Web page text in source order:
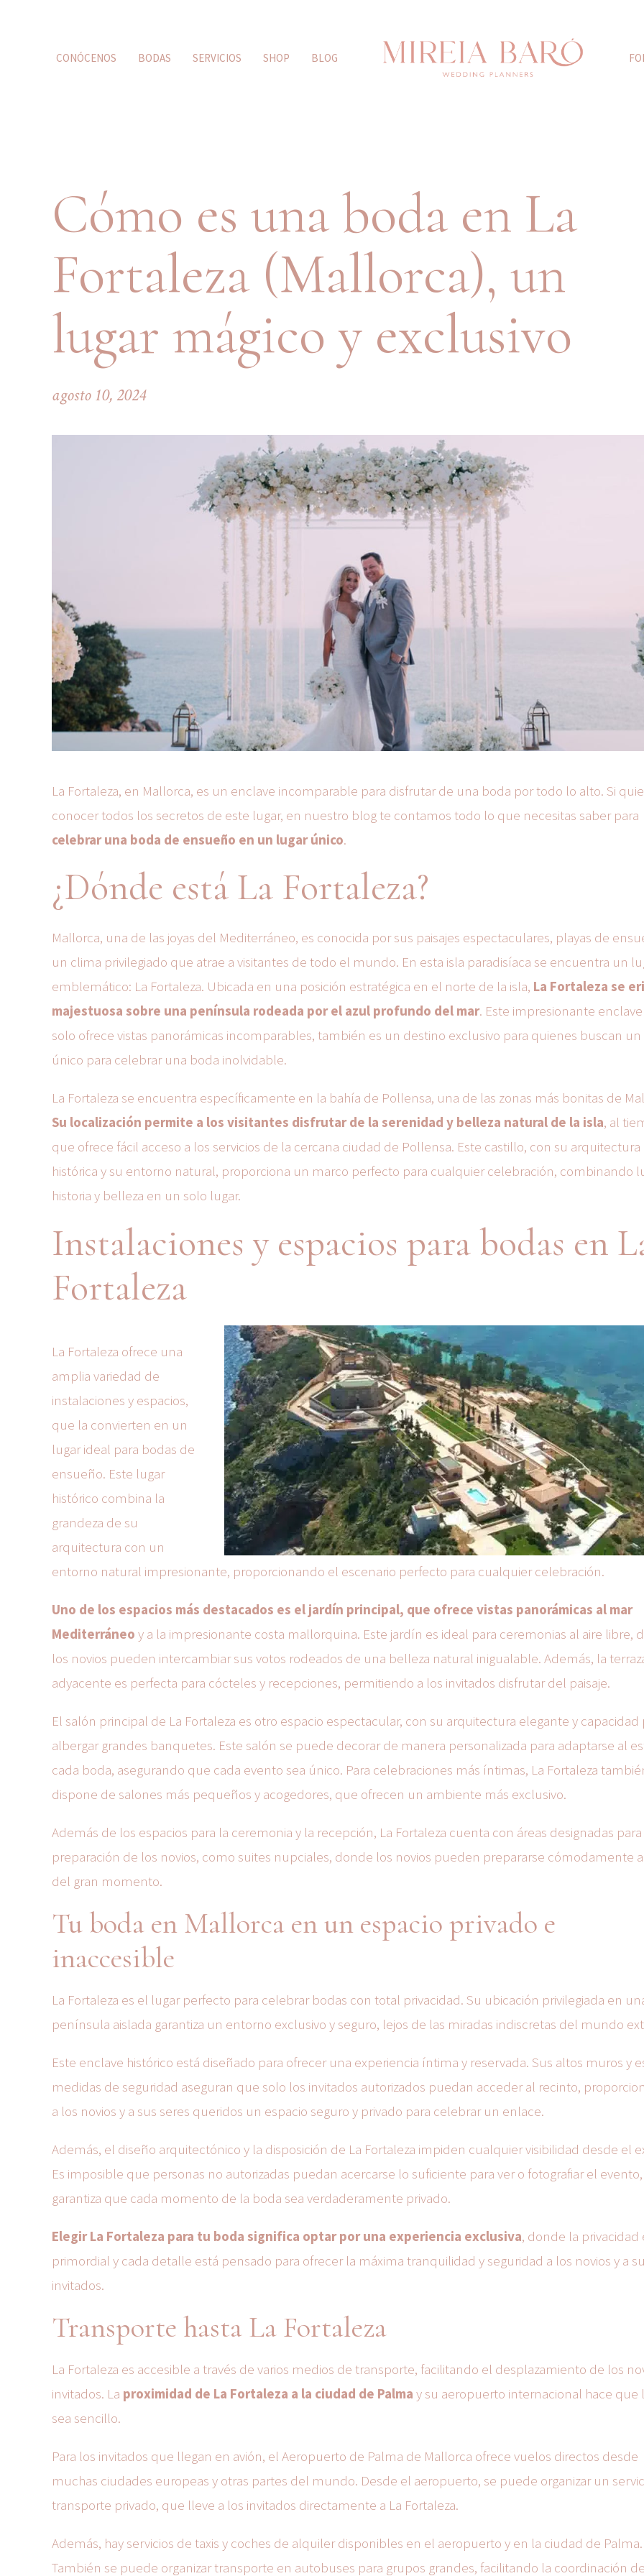
CONÓCENOS BODAS SERVICIOS SHOP BLOG
Cómo es una boda en La
Fortaleza (Mallorca), un
lugar mágico y exclusivo
agosto 10, 2024
La Fortaleza, en Mallorca, es un enclave incomparable para disfrutar de una boda por todo lo alto. Si
conocer todos los secretos de este lugar, en nuestro blog te contamos todo lo que necesitas saber para
celebrar una boda de ensueño en un lugar único.
¿Dónde está La Fortaleza?
Mallorca, una de las joyas del Mediterráneo, es conocida por sus paisajes espectaculares, playas de
un clima privilegiado que atrae a visitantes de todo el mundo. En esta isla paradisíaca se encuentra un
emblemático: La Fortaleza. Ubicada en una posición estratégica en el norte de la isla, La Fortaleza se
majestuosa sobre una península rodeada por el azul profundo del mar. Este impresionante
solo ofrece vistas panorámicas incomparables, también es un destino exclusivo para quienes buscan
único para celebrar una boda inolvidable.
La Fortaleza se encuentra específicamente en la bahía de Pollensa, una de las zonas más bonitas de
Su localización permite a los visitantes disfrutar de la serenidad y belleza natural de la isla, al
que ofrece fácil acceso a los servicios de la cercana ciudad de Pollensa. Este castillo, con su arquitectura
histórica y su entorno natural, proporciona un marco perfecto para cualquier celebración, combinando
historia y belleza en un solo lugar.
Instalaciones y espacios para bodas en
Fortaleza
La Fortaleza ofrece una
amplia variedad de
instalaciones y espacios,
que la convierten en un
lugar ideal para bodas de
ensueño. Este lugar
histórico combina la
grandeza de su
arquitectura con un
entorno natural impresionante, proporcionando el escenario perfecto para cualquier celebración.
Uno de los espacios más destacados es el jardín principal, que ofrece vistas panorámicas al mar
Mediterráneo y a la impresionante costa mallorquina. Este jardín es ideal para ceremonias al aire libre,
los novios pueden intercambiar sus votos rodeados de una belleza natural inigualable. Además, la
adyacente es perfecta para cócteles y recepciones, permitiendo a los invitados disfrutar del paisaje.
El salón principal de La Fortaleza es otro espacio espectacular, con su arquitectura elegante y capacidad
albergar grandes banquetes. Este salón se puede decorar de manera personalizada para adaptarse al
cada boda, asegurando que cada evento sea único. Para celebraciones más íntimas, La Fortaleza
dispone de salones más pequeños y acogedores, que ofrecen un ambiente más exclusivo.
Además de los espacios para la ceremonia y la recepción, La Fortaleza cuenta con áreas designadas para
preparación de los novios, como suites nupciales, donde los novios pueden prepararse cómodamente
del gran momento.
Tu boda en Mallorca en un espacio privado e
inaccesible
La Fortaleza es el lugar perfecto para celebrar bodas con total privacidad. Su ubicación privilegiada en
península aislada garantiza un entorno exclusivo y seguro, lejos de las miradas indiscretas del mundo
Este enclave histórico está diseñado para ofrecer una experiencia íntima y reservada. Sus altos muros y
medidas de seguridad aseguran que solo los invitados autorizados puedan acceder al recinto,
a los novios y a sus seres queridos un espacio seguro y privado para celebrar un enlace.
Además, el diseño arquitectónico y la disposición de La Fortaleza impiden cualquier visibilidad desde el
Es imposible que personas no autorizadas puedan acercarse lo suficiente para ver o fotografiar el
garantiza que cada momento de la boda sea verdaderamente privado.
Elegir La Fortaleza para tu boda significa optar por una experiencia exclusiva, donde la privacidad
primordial y cada detalle está pensado para ofrecer la máxima tranquilidad y seguridad a los novios y a
invitados.
Transporte hasta La Fortaleza
La Fortaleza es accesible a través de varios medios de transporte, facilitando el desplazamiento de los
invitados. La proximidad de La Fortaleza a la ciudad de Palma y su aeropuerto internacional hace que
sea sencillo.
Para los invitados que llegan en avión, el Aeropuerto de Palma de Mallorca ofrece vuelos directos desde
muchas ciudades europeas y otras partes del mundo. Desde el aeropuerto, se puede organizar un
transporte privado, que lleve a los invitados directamente a La Fortaleza.
Además, hay servicios de taxis y coches de alquiler disponibles en el aeropuerto y en la ciudad de Palma.
También se puede organizar transporte en autobuses para grupos grandes, facilitando la coordinación